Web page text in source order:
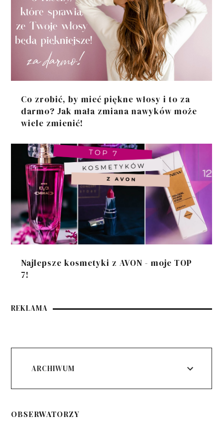
Co zrobić, by mieć piękne włosy i to za
darmo? Jak mała zmiana nawyków może
wiele zmienić!
Najlepsze kosmetyki z AVON - moje TOP
7!
REKLAMA
ARCHIWUM
OBSERWATORZY